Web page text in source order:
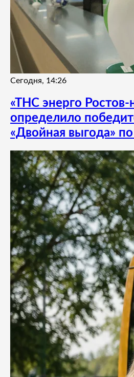
Сегодня, 14:26
«ТНС энерго Ростов-
определило
«Двойная выгода»